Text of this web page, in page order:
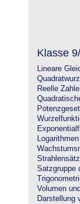
Klasse
Lineare
Reelle
Satzgruppe
Volumen
Darstellung